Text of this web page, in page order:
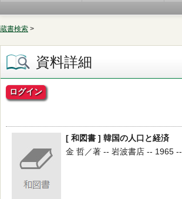
蔵書検索 >
資料詳細
ログイン
[ 和図書 ] 韓国の人口と経済
金 哲／著 -- 岩波書店 -- 1965 --